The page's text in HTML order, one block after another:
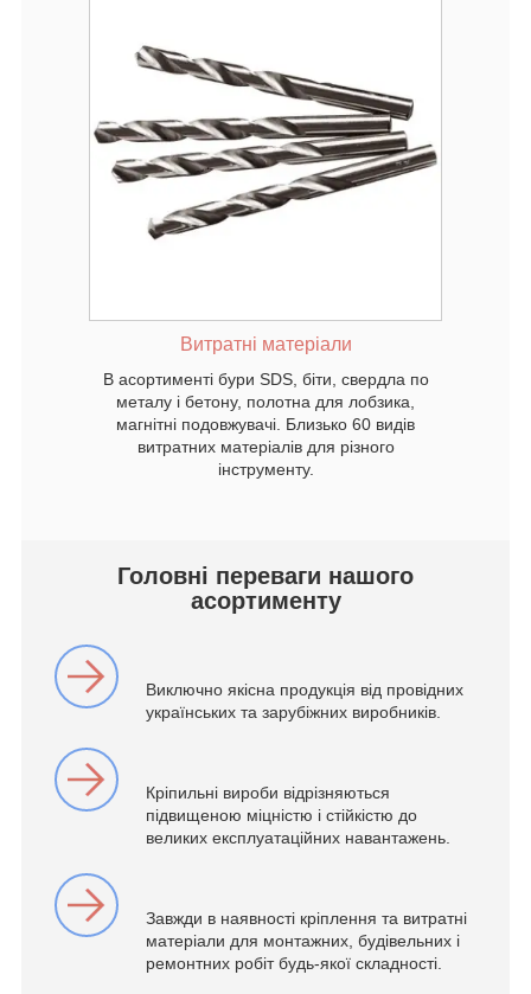
Витратні матеріали
В асортименті бури SDS, біти, свердла по
металу і бетону, полотна для лобзика,
магнітні подовжувачі. Близько 60 видів
витратних матеріалів для різного
інструменту.
Головні переваги нашого
асортименту
Виключно якісна продукція від провідних
українських та зарубіжних виробників.
Кріпильні вироби відрізняються
підвищеною міцністю і стійкістю до
великих експлуатаційних навантажень.
Завжди в наявності кріплення та витратні
матеріали для монтажних, будівельних і
ремонтних робіт будь-якої складності.